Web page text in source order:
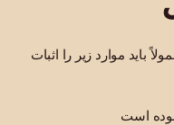
باید موارد زیر را اثبات
است